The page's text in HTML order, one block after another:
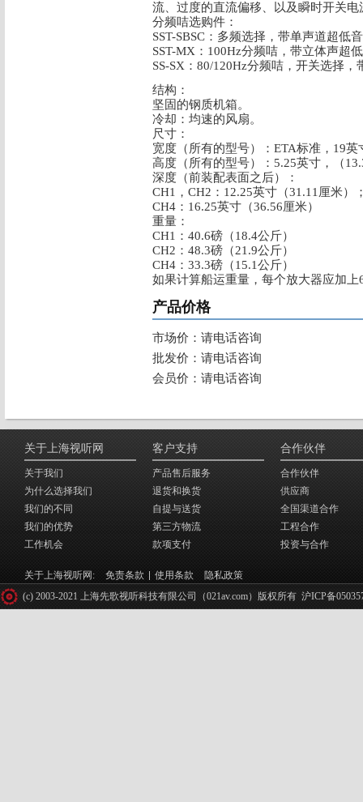
流、过度的直流偏移、以及瞬时开关电
分频咭选购件：
SST-SBSC：多频选择，带单声道超低
SST-MX：100Hz分频咭，带立体声超
SS-SX：80/120Hz分频咭，开关选择
结构：
坚固的钢质机箱。
冷却：均速的风扇。
尺寸：
宽度（所有的型号）：ETA标准，19英
高度（所有的型号）：5.25英寸，（
深度（前装配表面之后）：
CH1，CH2：12.25英寸（31.11厘米）
CH4：16.25英寸（36.56厘米）
重量：
CH1：40.6磅（18.4公斤）
CH2：48.3磅（21.9公斤）
CH4：33.3磅（15.1公斤）
如果计算船运重量，每个放大器应加
产品价格
市场价：请电话咨询
批发价：请电话咨询
会员价：请电话咨询
关于上海视听网
关于我们
为什么选择我们
我们的不同
我们的优势
工作机会
客户支持
产品售后服务
退货和换货
自提与送货
第三方物流
款项支付
合作伙伴
合作伙伴
供应商
全国渠道合作
工程合作
投资与合作
关于上海视听网: 免责条款 使用条款
隐私政策
(c) 2003-2021 上海先歌视听科技有限公司（021av.com）版权所有 沪ICP备